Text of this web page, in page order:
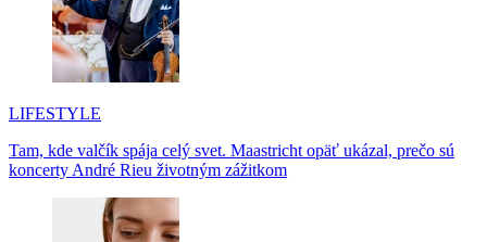
LIFESTYLE
Tam, kde valčík spája celý svet. Maastricht opäť ukázal, prečo sú
koncerty André Rieu životným zážitkom